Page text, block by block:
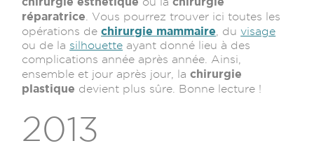
réparatrice . Vous pourrez trouver ici toutes les
opérations dechirurgie mammaire , du visage
ou de la silhouette ayant donné lieu à des
complications année après année. Ainsi,
ensemble et jour après jour, lachirurgie
plastique devient plus sûre. Bonne lecture !
2013